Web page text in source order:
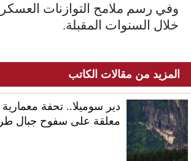
وفي رسم ملامح التوازنات
خلال السنوات المقبلة.
المزيد من مقالات الكاتب
دير سوميلا.. تحفة معمارية
معلقة على سفوح جبال